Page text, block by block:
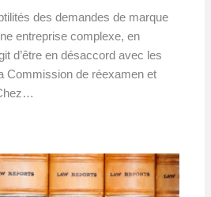
des demandes de marque
entreprise complexe, en
d’être en désaccord avec les
Commission de réexamen et